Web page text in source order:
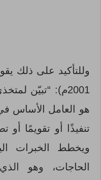
وللتأكيد على ذلك
2001م): “تبيّن
هو العامل الأساس
تنفيذًا أو تقويمًا أو
ويخطط الخبرات
الحاجات، وهو